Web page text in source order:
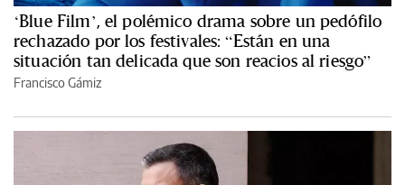
‘Blue Film’, el polémico drama sobre un pedófilo
rechazado por los festivales: “Están en una
situación tan delicada que son reacios al riesgo”
Francisco Gámiz